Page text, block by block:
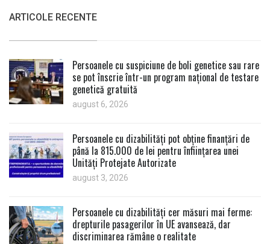
ARTICOLE RECENTE
Persoanele cu suspiciune de boli genetice sau rare
se pot înscrie într-un program național de testare
genetică gratuită
august 6, 2026
Persoanele cu dizabilități pot obține finanțări de
până la 815.000 de lei pentru înființarea unei
Unități Protejate Autorizate
august 3, 2026
Persoanele cu dizabilități cer măsuri mai ferme:
drepturile pasagerilor în UE avansează, dar
discriminarea rămâne o realitate